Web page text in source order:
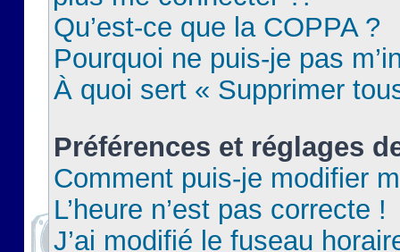
Qu’est-ce que la COPPA ?
Pourquoi ne puis-je pas
À quoi sert « Supprimer
Préférences et réglages
Comment puis-je modifier
L’heure n’est pas correcte !
J’ai modifié le fuseau